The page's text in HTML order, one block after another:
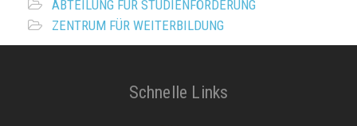
ABTEILUNG FÜR STUDIENFÖRDERUNG
ZENTRUM FÜR WEITERBILDUNG
Schnelle Links